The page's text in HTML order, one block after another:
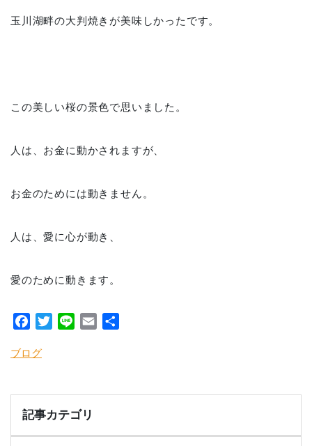
玉川湖畔の大判焼きが美味しかったです。
この美しい桜の景色で思いました。
人は、お金に動かされますが、
お金のためには動きません。
人は、愛に心が動き、
愛のために動きます。
Facebook
TwitterLine Email
ブログ
記事カテゴリ